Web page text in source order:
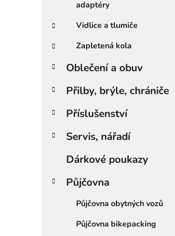
adaptéry
Vidlice a tlumiče
Zapletená kola
Oblečení a obuv
Přilby, brýle, chrániče
Příslušenství
Servis, nářadí
Dárkové poukazy
Půjčovna
Půjčovna obytných vozů
Půjčovna bikepacking